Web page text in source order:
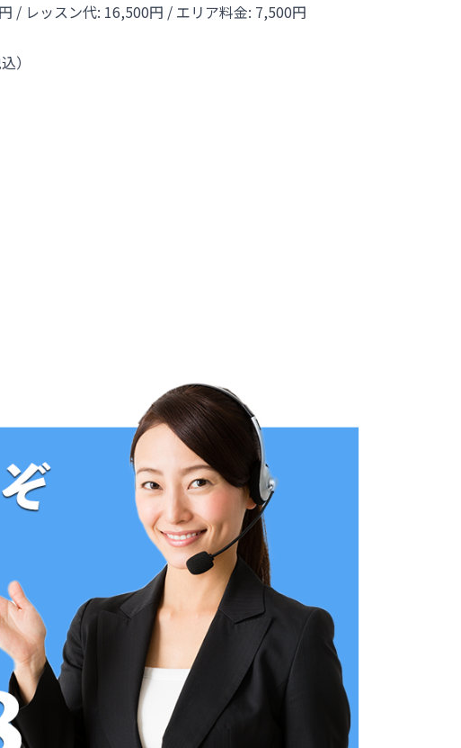
/ レッスン代: 16,500円 / エリア料金: 7,500円
）